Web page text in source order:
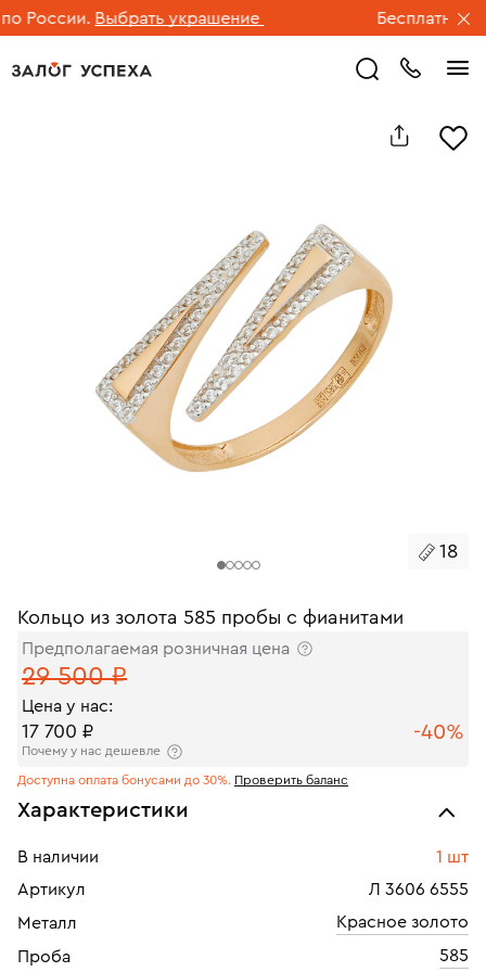
России. Выбрать украшение Бесплатная
18
Кольцо из золота 585 пробы с фианитами
Предполагаемая розничная цена
29 500 ₽
Цена у нас:
17 700 ₽ -40%
Почему у нас дешевле
Доступна оплата бонусами до 30%. Проверить баланс
Характеристики
В наличии
1 шт
Артикул
Л 3606 6555
Металл
Красное золото
Проба
585